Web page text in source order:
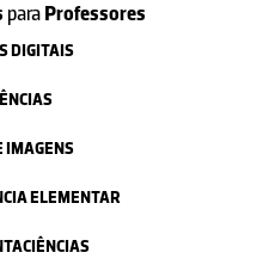
paraProfessores
DIGITAIS
IMAGENS
ELEMENTAR